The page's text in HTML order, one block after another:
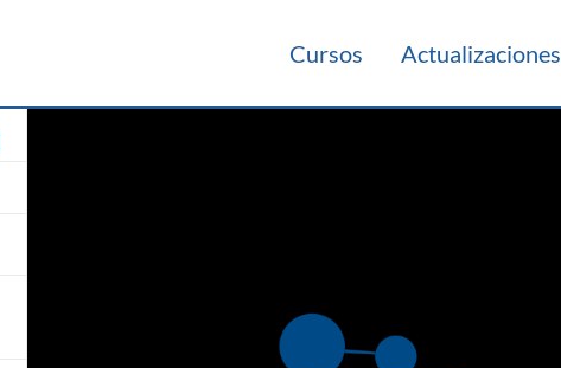
Cursos Actualizaciones